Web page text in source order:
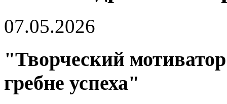
07.05.2026
"Творческий
гребне успеха"